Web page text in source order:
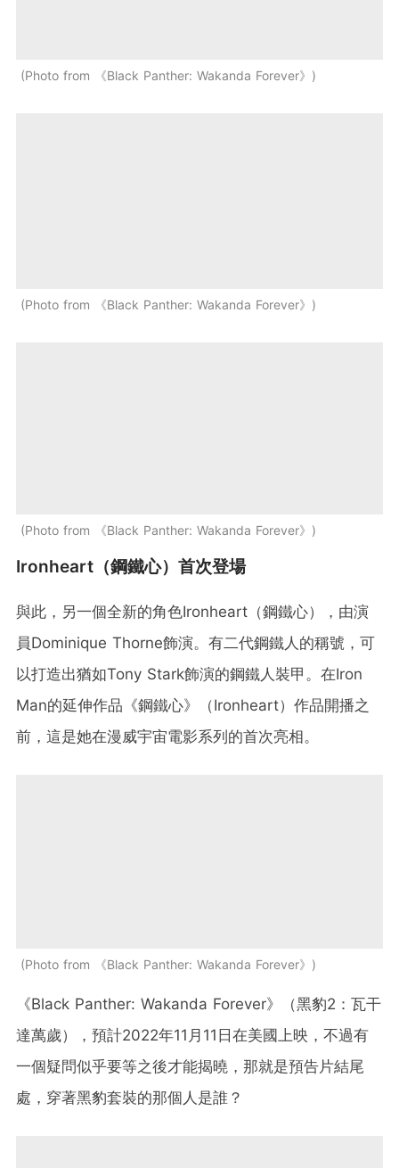
Photo from 《Black Panther: Wakanda Forever》
Photo from 《Black Panther: Wakanda Forever》
Photo from 《Black Panther: Wakanda Forever》
Ironheart（鋼鐵心）首次登場
與此，另一個全新的角色Ironheart（鋼鐵心），由演
員Dominique Thorne飾演。有二代鋼鐵人的稱號，可
以打造出猶如Tony Stark飾演的鋼鐵人裝甲。在Iron
Man的延伸作品《鋼鐵心》（Ironheart）作品開播之
前，這是她在漫威宇宙電影系列的首次亮相。
Photo from 《Black Panther: Wakanda Forever》
《Black Panther: Wakanda Forever》（黑豹2：瓦干
達萬歲），預計2022年11月11日在美國上映，不過有
一個疑問似乎要等之後才能揭曉，那就是預告片結尾
處，穿著黑豹套裝的那個人是誰？